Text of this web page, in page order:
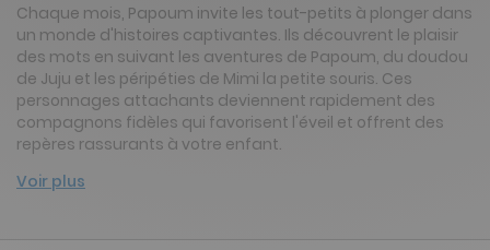
Chaque mois, Papoum invite les tout-petits à plonger dans
un monde d'histoires captivantes. Ils découvrent le plaisir
des mots en suivant les aventures de Papoum, du doudou
de Juju et les péripéties de Mimi la petite souris. Ces
personnages attachants deviennent rapidement des
compagnons fidèles qui favorisent l'éveil et offrent des
repères rassurants à votre enfant.
Voir plus